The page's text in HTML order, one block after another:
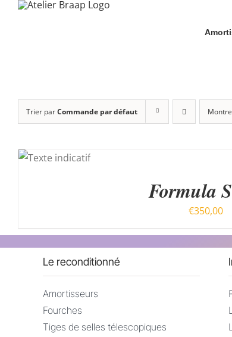
Passer
Trier parCommande par défaut
Formula
€350,00
Le reconditionné
Amortisseurs
Fourches
Tiges de selles télescopiques